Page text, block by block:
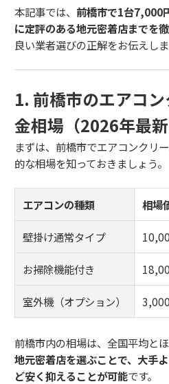
本記事では、 前橋市で1台7,000
に定評のある地元密着店までを徹
良い業者選びの正解をお伝えしま
1. 前橋市のエアコ
金相場（2026年最新
まずは、前橋市でエアコンクリ
的な相場を知っておきましょう。
エアコンの種類 相場
壁掛け通常タイプ
お掃除機能付き
室外機（オプション）
前橋市内の相場は、全国平均とほ
地元密着店を選ぶことで、大手
ど安く抑えることが可能です。